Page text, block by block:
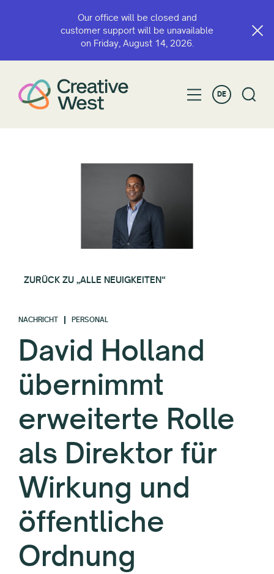
Our office will be closed and
customer support will be unavailable
on Friday, August 14, 2026.
DE
ZURÜCK ZU „ALLE NEUIGKEITEN“
NACHRICHT PERSONAL
David Holland
übernimmt
erweiterte Rolle
als Direktor für
Wirkung und
öffentliche
Ordnung